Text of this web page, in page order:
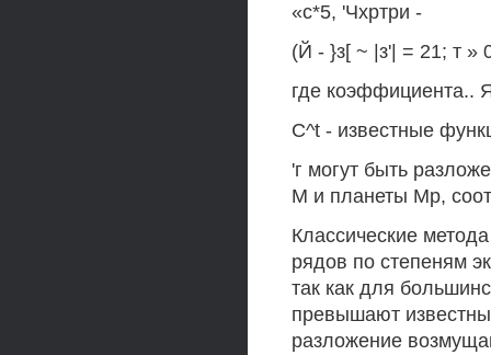
«с*5, 'Чхртри -
(Й - }з[ ~ |з'| = 21; т »
где коэффициента..
C^t - известные
'г могут быть
М и планеты Мр,
Классические
рядов по степеням
так как для
превышают
разложение